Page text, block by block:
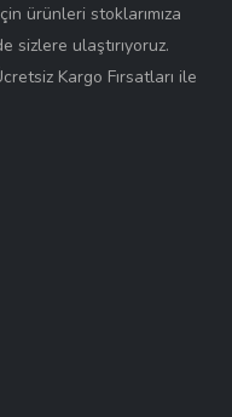
ürünleri stoklarımıza
sizlere ulaştırıyoruz.
Kargo Fırsatları ile